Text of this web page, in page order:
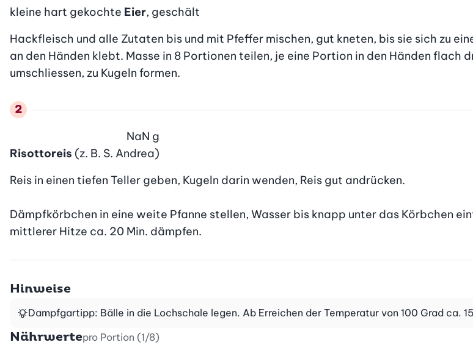
kleine hart gekochte Eier, geschält
Hackfleisch und alle Zutaten bis und mit Pfeffer mischen, gut kneten, bis sie sich zu
an den Händen klebt. Masse in 8 Portionen teilen, je eine Portion in den Händen flach
umschliessen, zu Kugeln formen.
Risottoreis (z. B. S. Andrea)
NaN g
Reis in einen tiefen Teller geben, Kugeln darin wenden, Reis gut andrücken.
Dämpfkörbchen in eine weite Pfanne stellen, Wasser bis knapp unter das Körbchen
mittlerer Hitze ca. 20 Min. dämpfen.
Hinweise
Dampfgartipp: Bälle in die Lochschale legen. Ab Erreichen der Temperatur von 100 Grad ca.
Nährwertepro Portion (1/8)